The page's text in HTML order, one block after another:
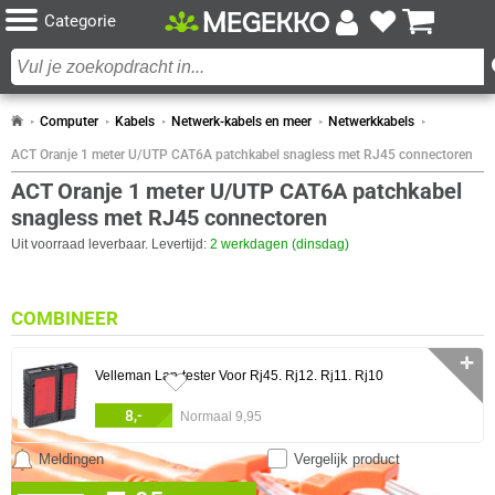
Categorie
Computer Kabels Netwerk-kabels en meer Netwerkkabels
ACT Oranje 1 meter U/UTP CAT6A patchkabel snagless met RJ45 connectoren
ACT Oranje 1 meter U/UTP CAT6A patchkabel
snagless met RJ45 connectoren
Uit voorraad leverbaar. Levertijd: 2 werkdagen (dinsdag)
Vergelijk product
Meldingen
COMBINEER
Velleman Lan-tester Voor Rj45. Rj12. Rj11. Rj10
8,- Normaal 9,95
✛
0 artikelen geselecteerd